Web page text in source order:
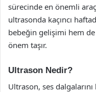
sürecinde en önemli
ultrasonda kaçıncı
bebeğin gelişimi hem de
önem taşır.
Ultrason Nedir?
Ultrason, ses